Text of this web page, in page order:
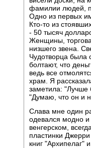
фамилии людей,
Одно из первых
Кто-то из
- 50 тысяч
Женщины,
низшего звена.
Чудотворца была
болтают, что
ведь все
храм. Я
заметила: "Лучше
"Думаю, что он и
Слава мне один
одевался модно
венгерском,
пластинки
книг "Архипелаг"